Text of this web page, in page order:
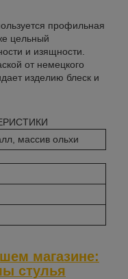
профильная
цельный
и изящности.
от немецкого
изделию блеск и
массив ольхи
магазине:
стулья